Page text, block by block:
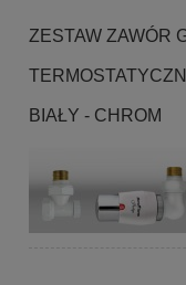
ZESTAW ZAWÓR
BIAŁY - CHROM